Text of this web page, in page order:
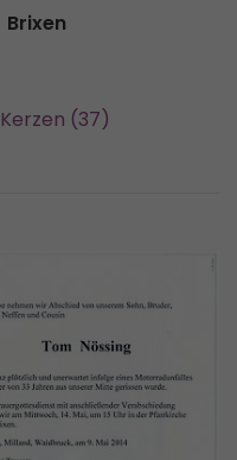
Brixen
Kerzen (37)